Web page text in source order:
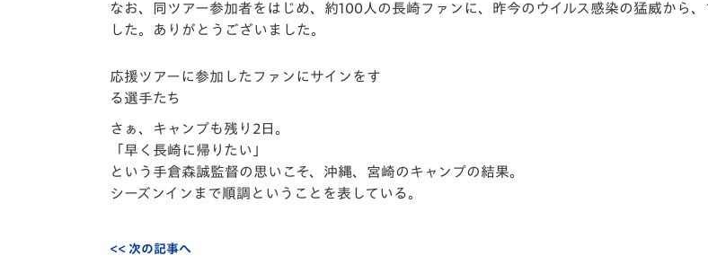
なお、同ツアー参加者をはじめ、約100人の長崎ファンに、 昨今のウイルス感染の猛威から、
した。
ありがとうございました。
応援ツアーに参加したファンにサインをす
る選手たち
さぁ、キャンプも残り2日。
「早く長崎に帰りたい」
という手倉森誠監督の思いこそ、沖縄、宮崎のキャンプの結果。
シーズンインまで順調ということを表している。
<< 次の記事へ